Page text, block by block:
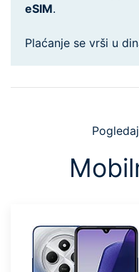
eSIM.
Plaćanje se vrši u